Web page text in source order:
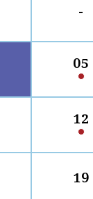
-
05
12
19